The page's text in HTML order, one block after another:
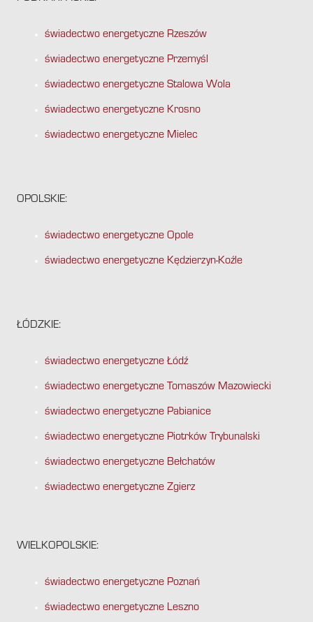
świadectwo energetyczne Rzeszów
świadectwo energetyczne Przemyśl
świadectwo energetyczne Stalowa Wola
świadectwo energetyczne Krosno
świadectwo energetyczne Mielec
OPOLSKIE:
świadectwo energetyczne Opole
świadectwo energetyczne Kędzierzyn-Koźle
ŁÓDZKIE:
świadectwo energetyczne Łódź
świadectwo energetyczne Tomaszów Mazowiecki
świadectwo energetyczne Pabianice
świadectwo energetyczne Piotrków Trybunalski
świadectwo energetyczne Bełchatów
świadectwo energetyczne Zgierz
WIELKOPOLSKIE:
świadectwo energetyczne Poznań
świadectwo energetyczne Leszno